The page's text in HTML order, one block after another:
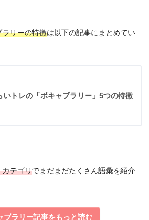
ラリーの特徴は以下の記事にまとめてい
いトレの「ボキャブラリー」5つの特徴
カテゴリでまだまだたくさん語彙を紹介
ブラリー記事をもっと読む